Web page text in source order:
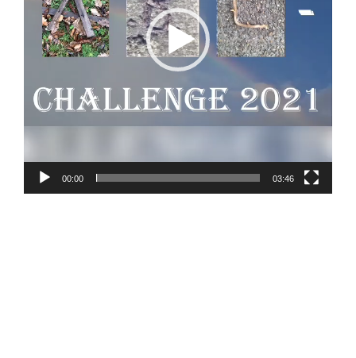
00:00 03:46